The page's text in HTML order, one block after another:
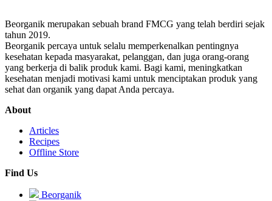
Beorganik merupakan sebuah brand FMCG yang telah berdiri sejak
tahun 2019.
Beorganik percaya untuk selalu memperkenalkan pentingnya
kesehatan kepada masyarakat, pelanggan, dan juga orang-orang
yang berkerja di balik produk kami. Bagi kami, meningkatkan
kesehatan menjadi motivasi kami untuk menciptakan produk yang
sehat dan organik yang dapat Anda percaya.
About
Articles
Recipes
Offline Store
Find Us
Beorganik